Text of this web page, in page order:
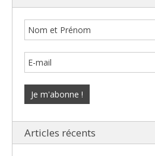
Articles récents